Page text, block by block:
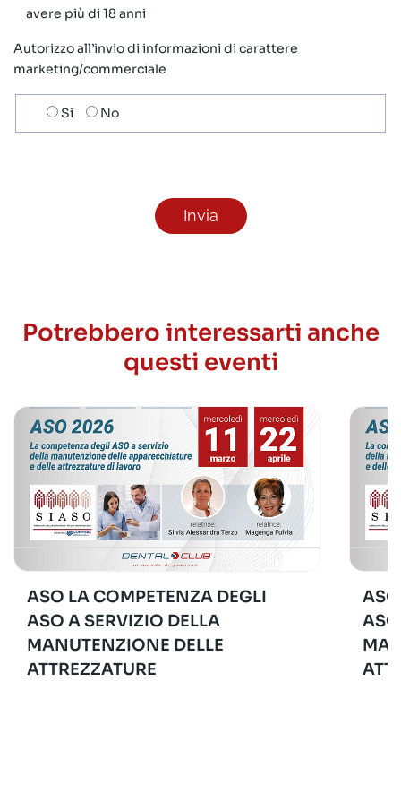
avere più di 18 anni
Autorizzo all’invio di informazioni di carattere
marketing/commerciale
Scelta
invio
Si No
Potrebbero interessarti anche
questi eventi
ASO LA COMPETENZA DEGLI
ASO A SERVIZIO DELLA
MANUTENZIONE DELLE
ATTREZZATURE